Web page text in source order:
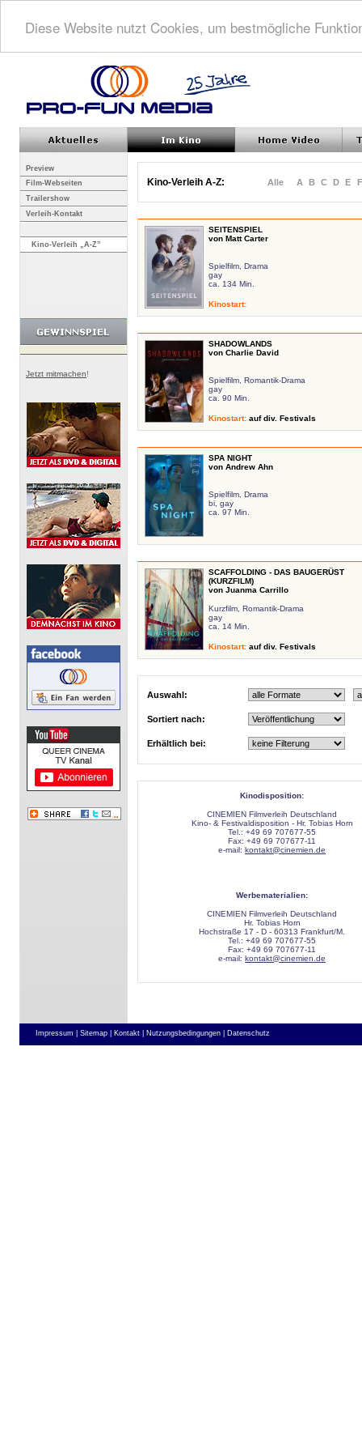
Diese Website nutzt Cookies, um bestmögliche
Preview
Film-Webseiten
Trailershow
Verleih-Kontakt
Kino-Verleih „A-Z”
Jetzt mitmachen!
Kino-Verleih A-Z: Alle A B C D E F
SEITENSPIEL
von Matt Carter
Spielfilm, Drama
gay
ca. 134 Min.
Kinostart:
SHADOWLANDS
von Charlie David
Spielfilm, Romantik-Drama
gay
ca. 90 Min.
Kinostart: auf div. Festivals
SPA NIGHT
von Andrew Ahn
Spielfilm, Drama
bi, gay
ca. 97 Min.
SCAFFOLDING - DAS BAUGERÜST
(KURZFILM)
von Juanma Carrillo
Kurzfilm, Romantik-Drama
gay
ca. 14 Min.
Kinostart: auf div. Festivals
Auswahl:
Sortiert nach:
Erhältlich bei:
Kinodisposition:
CINEMIEN Filmverleih Deutschland
Kino- & Festivaldisposition - Hr. Tobias Horn
Tel.: +49 69 707677-55
Fax: +49 69 707677-11
e-mail: kontakt@cinemien.de
Werbematerialien:
CINEMIEN Filmverleih Deutschland
Hr. Tobias Horn
Hochstraße 17 - D - 60313 Frankfurt/M.
Tel.: +49 69 707677-55
Fax: +49 69 707677-11
e-mail: kontakt@cinemien.de
Impressum | Sitemap | Kontakt | Nutzungsbedingungen | Datenschutz